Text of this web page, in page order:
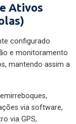
Ativos
configurado
e monitoramento
mantendo assim a
via software,
via GPS,